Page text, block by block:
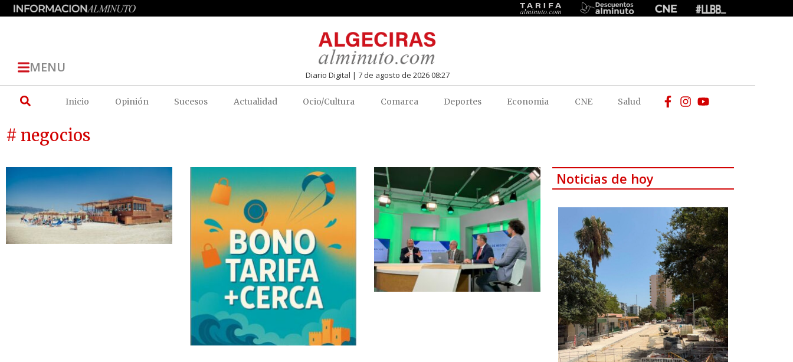
MENU Diario Digital | 7 de agosto de 2026 08:27
Inicio Opinión Sucesos Actualidad Ocio/Cultura Comarca Deportes Economia CNE Salud
# negocios
Noticias de hoy